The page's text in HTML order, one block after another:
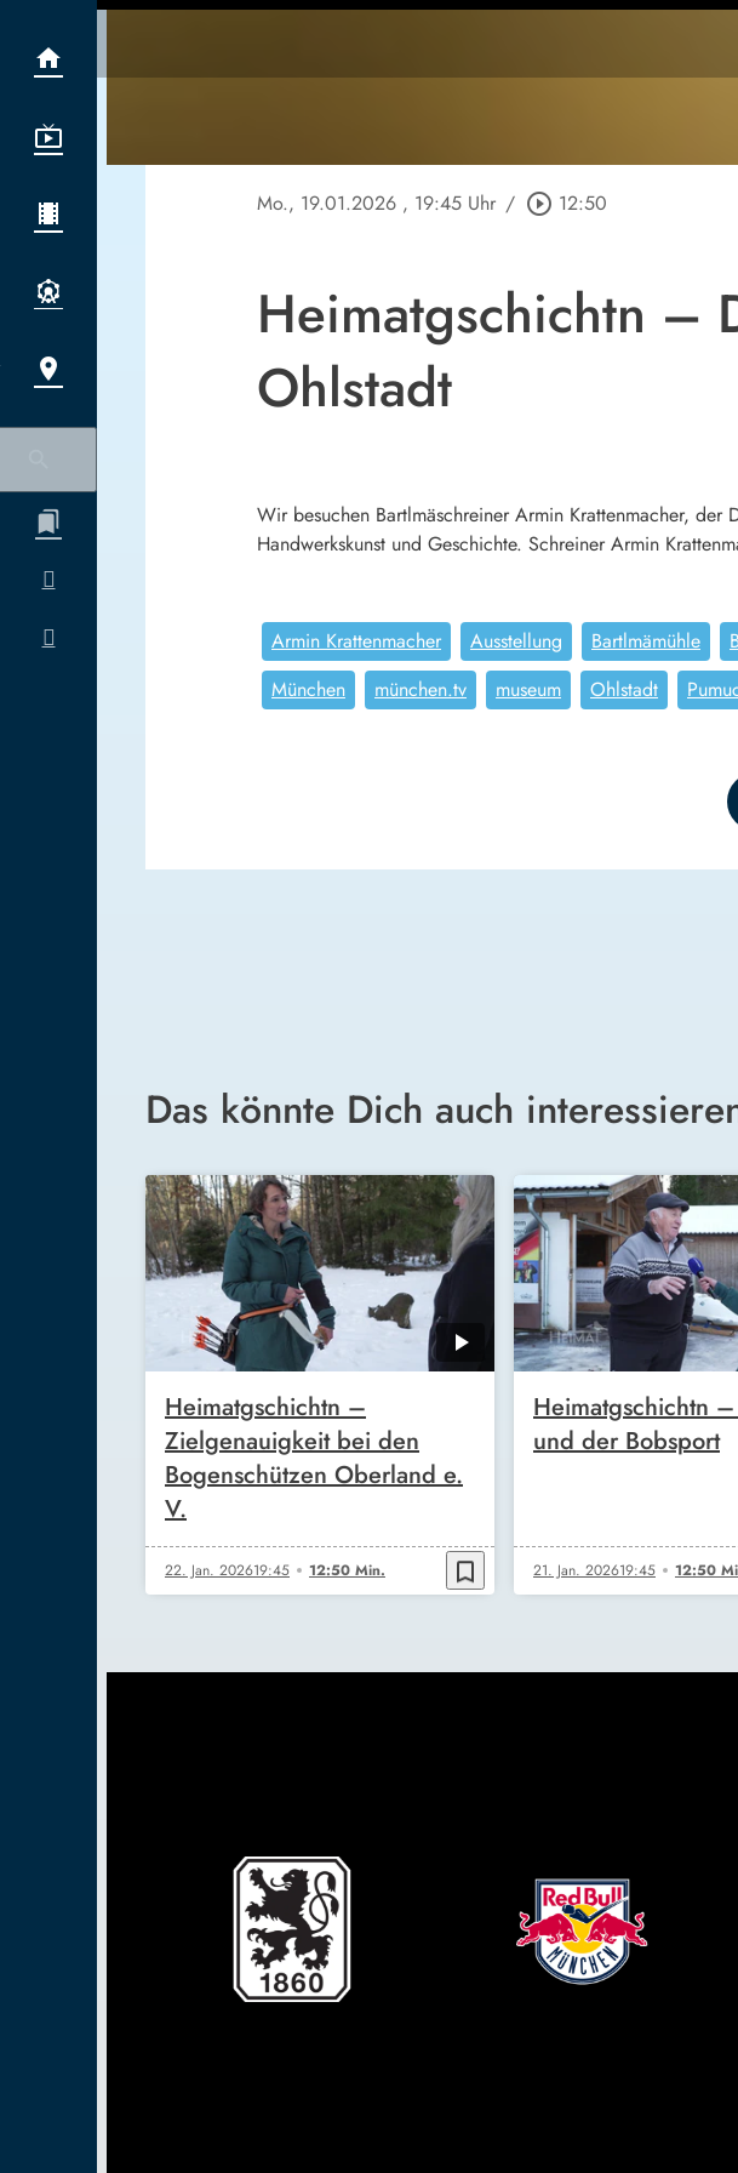
Mo., 19.01.2026 , 19:45 Uhr / play_circle_outline 12:50
Heimatgschichtn –
Ohlstadt
Wir besuchen Bartlmäschreiner Armin Krattenmacher,
Handwerkskunst und Geschichte. Schreiner Armin
Armin Krattenmacher Ausstellung Bartlmämühle
München
münchen.tv museum Ohlstadt
Das könnte Dich auch
Heimatgschichtn –
Zielgenauigkeit bei den
Bogenschützen Oberland e.
V.
22. Jan. 202619:45 12:50 Min. bookmark_border
Heimatgschichtn
und der Bobsport
21. Jan. 202619:45 12:50